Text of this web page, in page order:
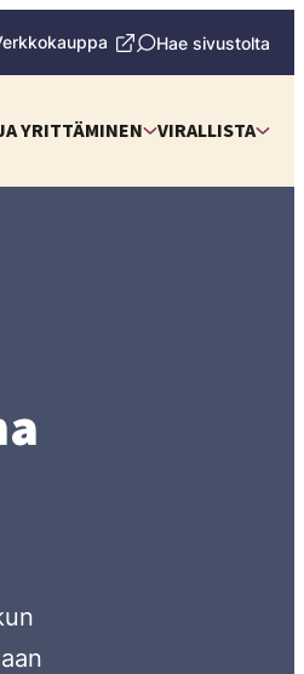
Hae sivustolta
YRITTÄMINEN VIRALLISTA